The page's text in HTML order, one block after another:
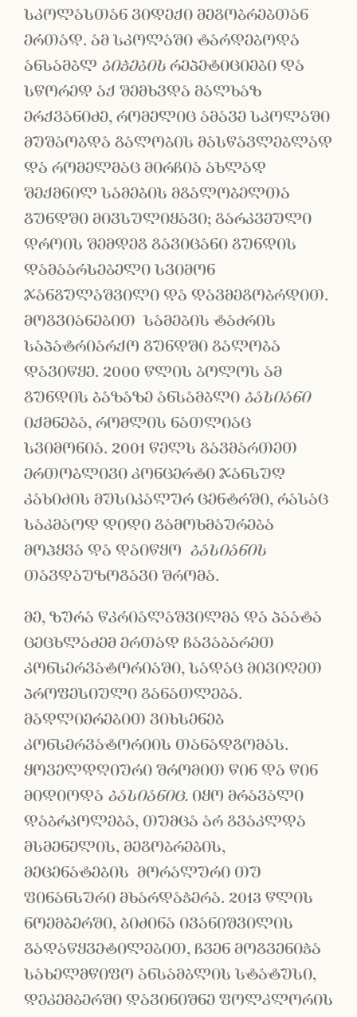
სკოლასთან ვიდექი მეგობრებთან
ერთად. ამ სკოლაში ტარდებოდა
ანსამბლ ბიჭების რეპეტიციები და
სწორედ აქ შემხვდა მალხაზ
ერქვანიძე, რომელიც ამავე სკოლაში
მუშაობდა გალობის მასწავლებლად
და რომელმაც მირჩია ახლად
შექმნილ სამების მგალობელთა
გუნდში მივსულიყავი; გარკვეული
დროის შემდეგ გავიცანი გუნდის
დამაარსებელი სვიმონ
ჯანგულაშვილი და დავმეგობრდით.
მოგვიანებით სამების ტაძრის
საპატრიარქო გუნდში გალობა
დავიწყე. 2000 წლის ბოლოს ამ
გუნდის ბაზაზე ანსამბლი ბასიანი
იქმნება, რომლის ნათლიაც
სვიმონია. 2001 წელს გავმართეთ
ერთობლივი კონცერტი ჯანსუღ
კახიძის მუსიკალურ ცენტრში, რასაც
საკმაოდ დიდი გამოხმაურება
მოჰყვა და დაიწყო ბასიანის
თავდაუზოგავი შრომა.
მე, ზურა წკრიალაშვილმა და პაატა
ცეცხლაძემ ერთად ჩავაბარეთ
კონსერვატორიაში, სადაც მივიღეთ
პროფესიული განათლება.
მადლიერებით ვიხსენებ
კონსერვატორიის თანადგომას.
ყოველდღიური შრომით წინ და წინ
მიდიოდა ბასიანიც. იყო მრავალი
დაბრკოლება, თუმცა არ გვაკლდა
მსმენელის, მეგობრების,
მეცენატების მორალური თუ
ფინანსური მხარდაჭერა. 2013 წლის
ნოემბერში, ბიძინა ივანიშვილის
გადაწყვეტილებით, ჩვენ მოგვენიჭა
სახელმწიფო ანსამბლის სტატუსი,
დეკემბერში დავინიშნე ფოლკლორის